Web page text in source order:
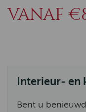
VANAF
Interieur- en
Bent u